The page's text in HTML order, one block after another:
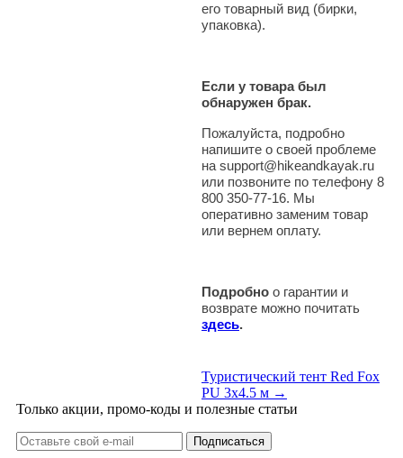
его товарный вид (бирки,
упаковка).
Если у товара был
обнаружен брак.
Пожалуйста, подробно
напишите о своей проблеме
на support@hikeandkayak.ru
или позвоните по телефону 8
800 350-77-16. Мы
оперативно заменим товар
или вернем оплату.
Подробно о гарантии и
возврате можно почитать
здесь.
Туристический тент Red Fox
PU 3x4.5 м →
Только акции, промо-коды и полезные статьи